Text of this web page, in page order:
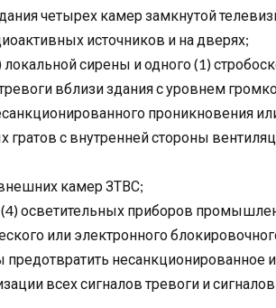
четырех камер замкнутой
источников и на дверях;
сирены и одного (1)
вблизи здания с уровнем
проникновения
гратов с внутренней стороны
камер ЗТВС;
осветительных приборов
или электронного
предотвратить несанкционированное
всех сигналов тревоги и